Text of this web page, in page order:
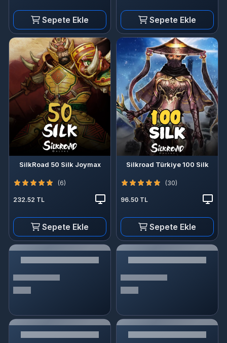
Sepete Ekle Sepete Ekle
SilkRoad 50 Silk Joymax
(6)
232.52 TL
Sepete Ekle
Silkroad Türkiye 100 Silk
(30)
96.50 TL
Sepete Ekle